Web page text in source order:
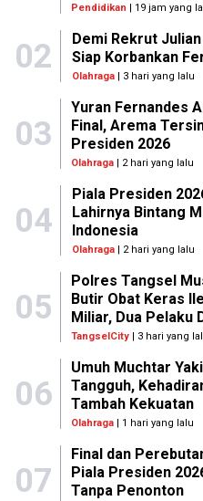
Pendidikan | 19 jam yang
02
Demi Rekrut
Siap Korbankan
Olahraga| 3 hari yang lalu
03
Yuran Fernandes
Final, Arema
Presiden 2026
Olahraga | 2 hari yang lalu
04
Piala Presiden
Lahirnya Bintang
Indonesia
Olahraga| 2 hari yang lalu
05
Polres Tangsel
Butir Obat Keras
Miliar, Dua Pelaku
TangselCity | 3 hari yang
06
Umuh Muchtar
Tangguh,
Tambah Kekuatan
Olahraga | 1 hari yang lalu
07
Final dan
Piala Presiden
Tanpa Penonton